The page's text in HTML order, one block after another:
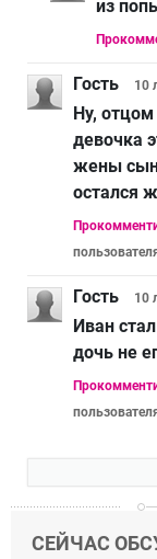
из
Гость 10
Ну,
девочка
жены сын
остался
Гость 10
Иван
дочь не
СЕЙЧАС